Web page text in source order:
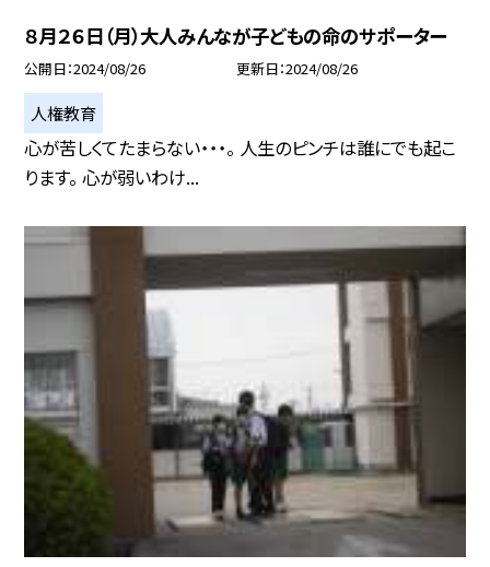
８月２６日（月）大人みんなが子どもの命のサポーター
公開日 2024/08/26 更新日 2024/08/26
人権教育
心が苦しくてたまらない・・・。 人生のピンチは誰にでも起こ
ります。 心が弱いわけ...